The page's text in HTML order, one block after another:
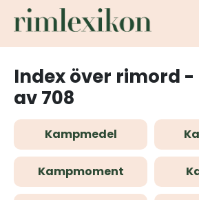
Index över rimord -
av 708
Kampmedel
Kampmoment